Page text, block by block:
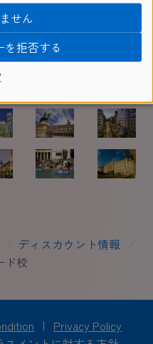
ディスカウント情報
ド校
| Privacy Policy
拒否する
せん